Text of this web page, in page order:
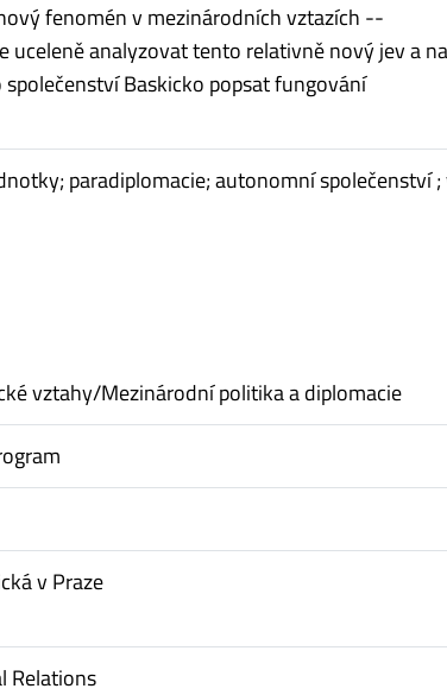
fenomén v mezinárodních vztazích --
uceleně analyzovat tento relativně nový jev a na
Baskicko popsat fungování
paradiplomacie; autonomní společenství
vztahy/Mezinárodní politika a diplomacie
v Praze
Relations